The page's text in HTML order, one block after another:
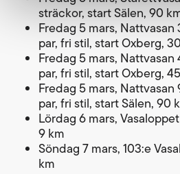
sträckor, start Sälen, 90
Fredag 5 mars,
par, fri stil, start Oxberg,
Fredag 5 mars,
par, fri stil, start Oxberg,
Fredag 5 mars,
par, fri stil, start Sälen, 90
Lördag 6 mars,
9 km
Söndag 7 mars, 103:e
km